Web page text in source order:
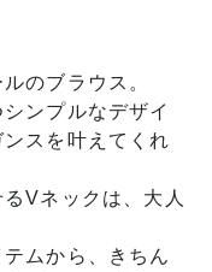
のブラウス。
ンプルなデザイ
スを叶えてくれ
Vネックは、大人
ムから、きちん